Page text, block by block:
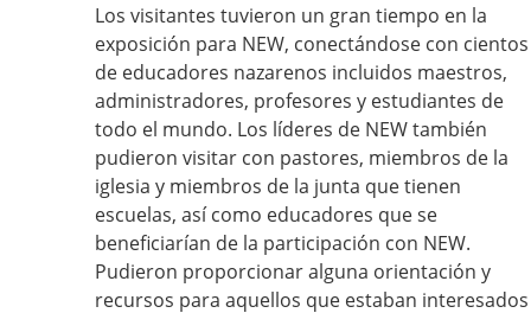
Los visitantes tuvieron un gran tiempo en la
exposición para NEW, conectándose con cientos
de educadores nazarenos incluidos maestros,
administradores, profesores y estudiantes de
todo el mundo. Los líderes de NEW también
pudieron visitar con pastores, miembros de la
iglesia y miembros de la junta que tienen
escuelas, así como educadores que se
beneficiarían de la participación con NEW.
Pudieron proporcionar alguna orientación y
recursos para aquellos que estaban interesados